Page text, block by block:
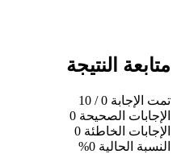
متابعة النتيجة
تمت الإجابة 0
/ 10
الإجابات الصحيحة 0
الإجابات الخاطئة 0
النسبة الحالية 0%